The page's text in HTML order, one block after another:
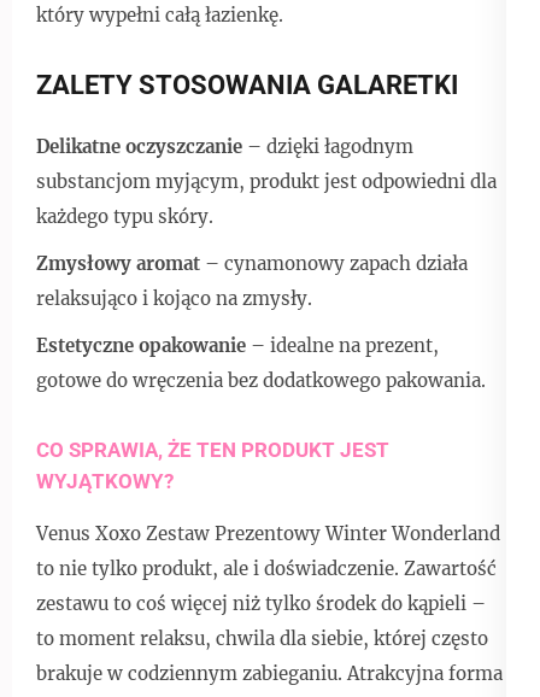
który wypełni całą łazienkę.
ZALETY STOSOWANIA GALARETKI
Delikatne oczyszczanie – dzięki łagodnym
substancjom myjącym, produkt jest odpowiedni dla
każdego typu skóry.
Zmysłowy aromat – cynamonowy zapach działa
relaksująco i kojąco na zmysły.
Estetyczne opakowanie – idealne na prezent,
gotowe do wręczenia bez dodatkowego pakowania.
CO SPRAWIA, ŻE TEN PRODUKT JEST
WYJĄTKOWY?
Venus Xoxo Zestaw Prezentowy Winter Wonderland
to nie tylko produkt, ale i doświadczenie. Zawartość
zestawu to coś więcej niż tylko środek do kąpieli –
to moment relaksu, chwila dla siebie, której często
brakuje w codziennym zabieganiu. Atrakcyjna forma